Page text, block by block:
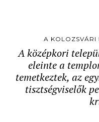
A KOLOZSVÁRI
A középkori
eleinte a
temetkeztek, az
tisztségviselők